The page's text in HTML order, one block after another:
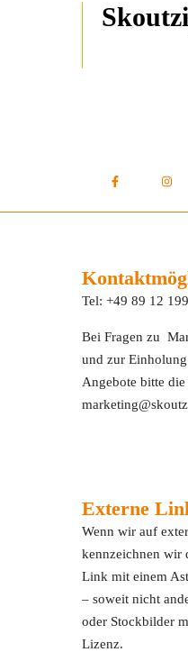
Tel: +49 89 12
Bei Fragen zu
und zur
Angebote bitte
Externe
Wenn wir auf
kennzeichnen wir
Link mit einem
– soweit nicht
oder Stockbilder
Lizenz.